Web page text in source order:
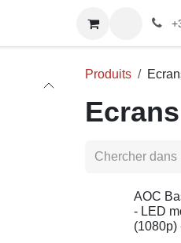
+32
Produits
Ecrans
AOC
- LED
(1080p)